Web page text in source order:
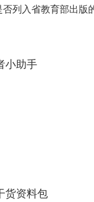
列入省教育部出版
小助手
货资料包